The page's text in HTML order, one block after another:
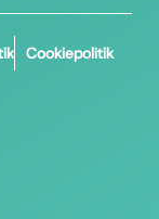
Cookiepolitik